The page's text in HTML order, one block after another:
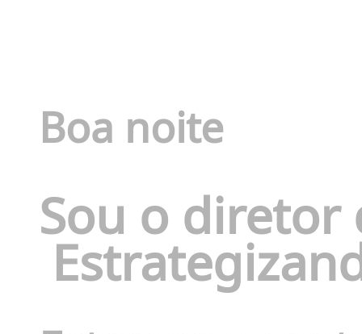
Boa noite
Sou o